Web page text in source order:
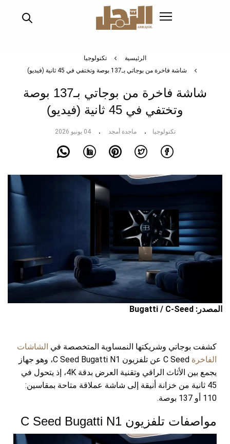
الرئيسية
تكنولوجيا
شاشة فاخرة من بوجاتي بـ137 بوصة وتختفي في 45 ثانية (فيديو)
شاشة فاخرة من بوجاتي بـ137 بوصة
وتختفي في 45 ثانية (فيديو)
تكنولوجيا ماجدة أمجد 04 يونيو 2026
المصدر: Bugatti / C-Seed
كشفت بوجاتي وشريكتها النمساوية المتخصصة في الشاشات
الفاخرة
C Seed عن تلفزيون C Seed Bugatti N1، وهو جهاز
يجمع بين الأثاث الراقي وتقنية العرض بدقة 4K، إذ يتحول في
45 ثانية من خزانة أنيقة إلى شاشة عملاقة متاحة بمقاسين:
110 أو 137 بوصة.
مواصفات تلفزيون C Seed Bugatti N1